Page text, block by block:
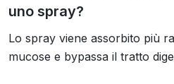
uno spray?
Lo spray viene assorbito più
mucose e bypassa il tratto